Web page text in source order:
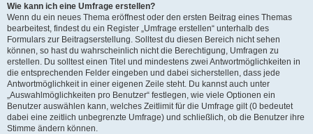
Wie kann ich eine Umfrage erstellen?
Wenn du ein neues Thema eröffnest oder den ersten Beitrag eines Themas
bearbeitest, findest du ein Register „Umfrage erstellen“ unterhalb des
Formulars zur Beitragserstellung. Solltest du diesen Bereich nicht sehen
können, so hast du wahrscheinlich nicht die Berechtigung, Umfragen zu
erstellen. Du solltest einen Titel und mindestens zwei Antwortmöglichkeiten in
die entsprechenden Felder eingeben und dabei sicherstellen, dass jede
Antwortmöglichkeit in einer eigenen Zeile steht. Du kannst auch unter
„Auswahlmöglichkeiten pro Benutzer“ festlegen, wie viele Optionen ein
Benutzer auswählen kann, welches Zeitlimit für die Umfrage gilt (0 bedeutet
dabei eine zeitlich unbegrenzte Umfrage) und schließlich, ob die Benutzer ihre
Stimme ändern können.